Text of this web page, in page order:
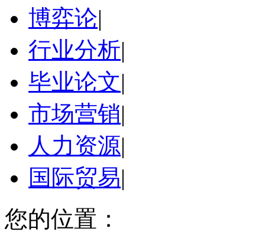
博弈论|
行业分析|
毕业论文|
市场营销|
人力资源|
国际贸易|
您的位置：